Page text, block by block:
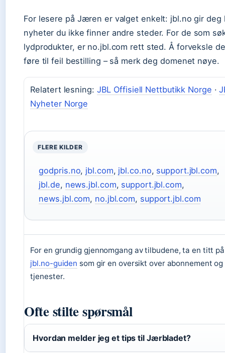
For lesere på Jæren er valget enkelt: jbl.no gir deg
nyheter du ikke finner andre steder. For de som
lydprodukter, er no.jbl.com rett sted. Å forveksle
føre til feil bestilling – så merk deg domenet nøye.
Relatert lesning: JBL Offisiell Nettbutikk Norge ·
Nyheter Norge
FLERE KILDER
godpris.no, jbl.com, jbl.co.no, support.jbl.com,
jbl.de, news.jbl.com, support.jbl.com,
news.jbl.com, no.jbl.com, support.jbl.com
For en grundig gjennomgang av tilbudene, ta en titt på
jbl.no-guiden som gir en oversikt over abonnement og
tjenester.
Ofte stilte spørsmål
Hvordan melder jeg et tips til Jærbladet?